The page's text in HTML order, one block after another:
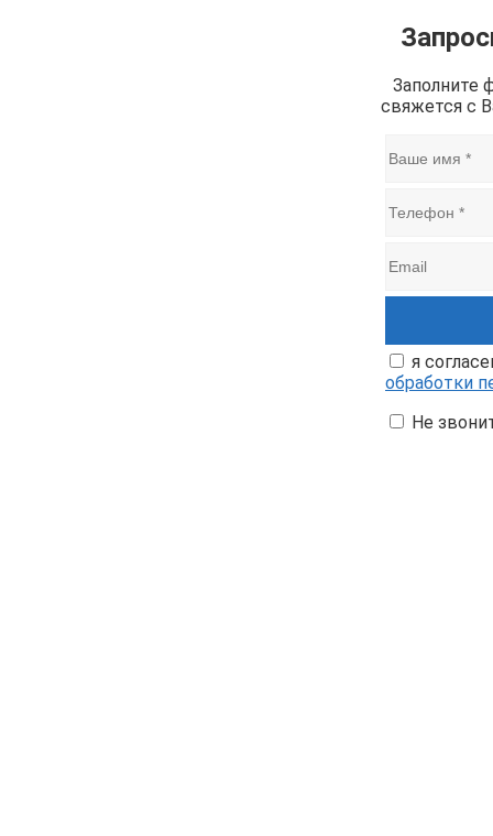
Заполните
свяжется с
я
обработки
Не